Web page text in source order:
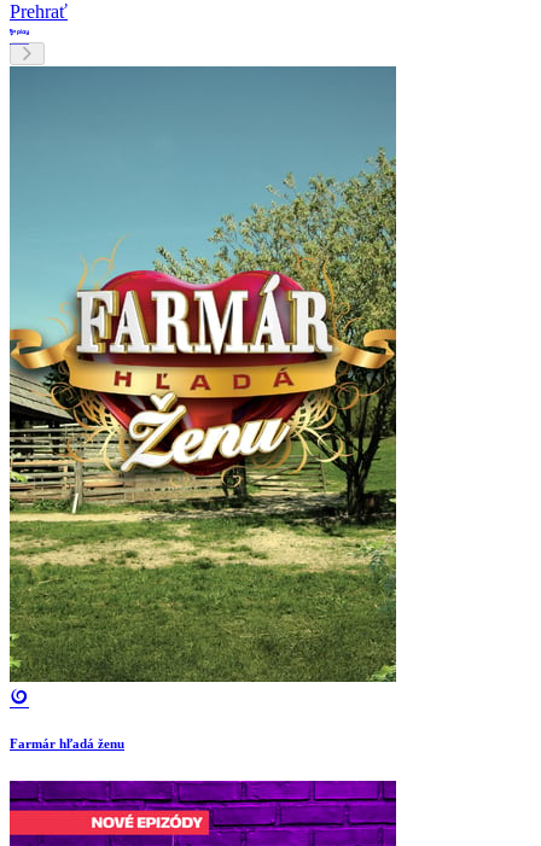
Prehrať
Farmár hľadá ženu